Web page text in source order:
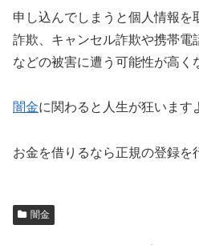
申し込んでしまうと個人情報を
詐欺、キャンセル詐欺や携帯電
などの被害に遭う可能性が高く
闇金に関わると人生が狂います
お金を借りるなら正規の登録を
闇金